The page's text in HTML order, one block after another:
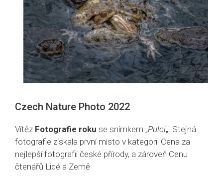
Czech Nature Photo 2022
Vítěz Fotografie roku se snímkem „Pulci„. Stejná
fotografie získala první místo v kategorii Cena za
nejlepší fotografii české přírody, a zároveň Cenu
čtenářů Lidé a Země